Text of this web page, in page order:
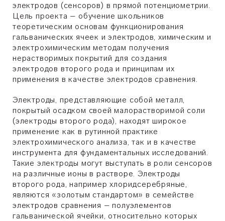
электродов (сенсоров) в прямой потенциометрии.
Цель проекта – обучение школьников
теоретическим основам функционирования
гальванических ячеек и электродов, химическим и
электрохимическим методам получения
нерастворимых покрытий для создания
электродов второго рода и принципам их
применения в качестве электродов сравнения.
Электроды, представляющие собой металл,
покрытый осадком своей малорастворимой соли
(электроды второго рода), находят широкое
применение как в рутинной практике
электрохимического анализа, так и в качестве
инструмента для фундаментальных исследований.
Такие электроды могут выступать в роли сенсоров
на различные ионы в растворе. Электроды
второго рода, например хлоридсеребряные,
являются «золотым стандартом» в семействе
электродов сравнения – полуэлементов
гальванической ячейки, относительно которых